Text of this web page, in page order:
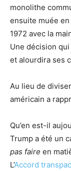
monolithe
ensuite muée
1972 avec la
Une décision
et alourdira ses
Au lieu de
américain a
Qu’en est-il
Trump a été un
pas faire en
L’Accord